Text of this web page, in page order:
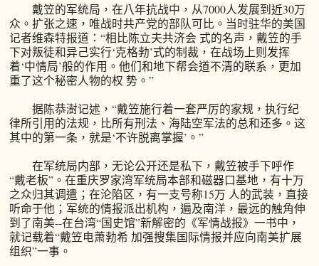
戴笠的军统局，在八年抗战中，从7000人发展到近30万
众。扩张之速，唯战时共产党的部队可比。当时驻华的美国
记者维森特报道：“相比陈立夫共济会 式的名声，戴笠的手
下对叛徒和异己实行‘克格勃’式的制裁，在战场上则发挥
着‘中情局’般的作用。他们和地下帮会道不清的联系，更加
重了这个秘密人物的权 势。”
据陈恭澍记述，“戴笠施行着一套严厉的家规，执行纪
律所引用的法规，比所有刑法、海陆空军法的总和还多。这
其中的第一条，就是‘不许脱离掌握’。”
在军统局内部，无论公开还是私下，戴笠被手下呼作
“戴老板”。在重庆罗家湾军统局本部和磁器口基地，有十万
之众归其调遣；在沦陷区，有一支号称15万 人的武装，直接
听命于他；军统的情报派出机构，遍及南洋，最远的触角伸
到了南美--在台湾“国史馆”新解密的《军情战报》一书中，
就记载着“戴笠电萧勃希 加强搜集国际情报并应向南美扩展
组织”一事。